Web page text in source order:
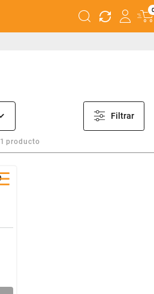
Filtrar
1 producto